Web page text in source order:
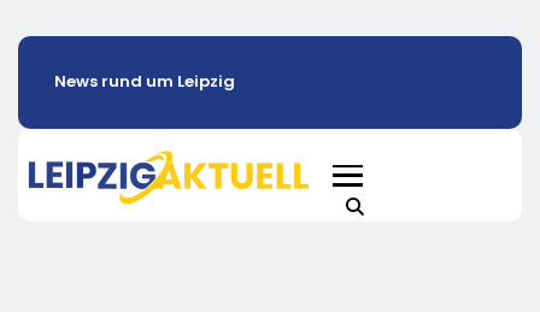
News rund um Leipzig